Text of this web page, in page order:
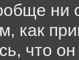
ни
что он